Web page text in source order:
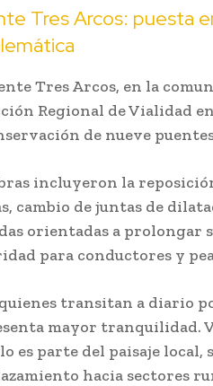
Tres Arcos: puesta
Tres Arcos, en la
Regional de Vialidad
de nueve
incluyeron la
cambio de juntas de
orientadas a prolongar
para conductores y
transitan a diario
mayor tranquilidad.
es parte del paisaje
hacia sectores